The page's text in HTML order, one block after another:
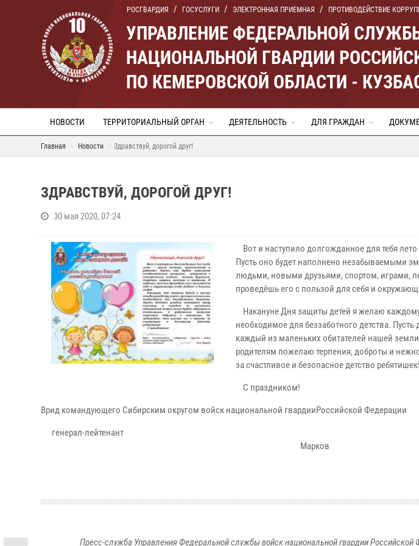
РОСГВАРДИЯ ГОСУСЛУГИ ЭЛЕКТРОННАЯ ПРИЕМНАЯ ПРОТИВОДЕЙСТВИЕ
УПРАВЛЕНИЕ ФЕДЕРАЛЬНОЙ
НАЦИОНАЛЬНОЙ ГВАРДИИ
ПО КЕМЕРОВСКОЙ ОБЛАСТИ -
НОВОСТИ ТЕРРИТОРИАЛЬНЫЙ ОРГАН ДЕЯТЕЛЬНОСТЬ ДЛЯ ГРАЖДАН
Главная Новости Здравствуй, дорогой друг!
ЗДРАВСТВУЙ, ДОРОГОЙ ДРУГ!
30 мая 2020, 07:24
Вот и наступило долгожданное для тебя
Пусть оно будет наполнено незабываемыми
людьми, новыми друзьями, спортом, играми,
проведёшь его с пользой для себя и
Накануне Дня защиты детей я желаю
необходимое для беззаботного детства.
каждый из маленьких обитателей нашей
родителям пожелаю терпения, доброты и
за счастливое и безопасное детство ребятишек!
С праздником!
Врид командующего Сибирским округом войск национальной гвардииРоссийской Федерации
генерал-
Марков
Пресс-служба Управления Федеральной службы войск национальной гвардии Российской